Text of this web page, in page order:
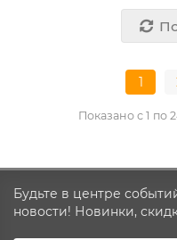
1
Показано с 1 по
Будьте в центре
новости! Новинки,